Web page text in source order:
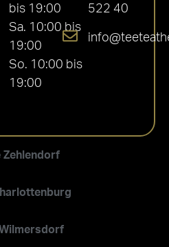
Zehlendorf
bis 19:00
Sa. 10:00 bis
19:00
So. 10:00 bis
19:00
522 40